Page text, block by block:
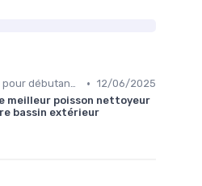
Poissons pour débutants • 12/06/2025
meilleur poisson nettoyeur
bassin extérieur